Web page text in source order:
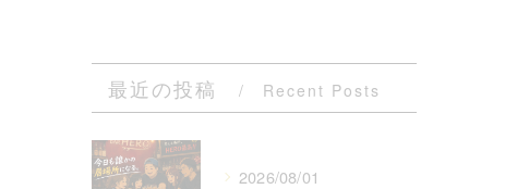
最近の投稿 Recent Posts
2026/08/01